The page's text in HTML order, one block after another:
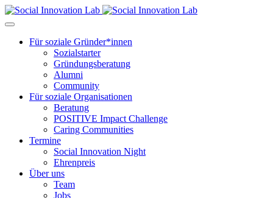
Für soziale Gründer*innen
Sozialstarter
Gründungsberatung
Alumni
Community
Für soziale Organisationen
Beratung
POSITIVE Impact Challenge
Caring Communities
Termine
Social Innovation Night
Ehrenpreis
Über uns
Team
Jobs